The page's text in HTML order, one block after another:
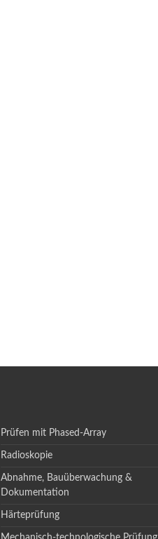
Prüfen mit Phased-Array
Radioskopie
Abnahme, Bauüberwachung &
Dokumentation
Härteprüfung